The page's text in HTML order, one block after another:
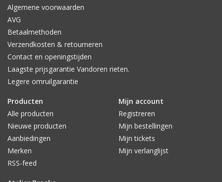
Algemene voorwaarden
AVG
Betaalmethoden
Verzendkosten & retourneren
Contact en openingstijden
Laagste prijsgarantie Vandoren rieten.
Legere omruilgarantie
Producten
Alle producten
Nieuwe producten
Aanbiedingen
Merken
RSS-feed
Mijn account
Registreren
Mijn bestellingen
Mijn tickets
Mijn verlanglijst